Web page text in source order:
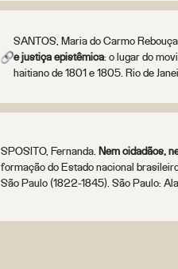
SANTOS, Maria do Carmo
e justiça epistêmica: o lugar do
haitiano de 1801 e 1805. Rio de
SPOSITO, Fernanda. Nem cidadãos,
formação do Estado nacional
São Paulo (1822-1845). São Paulo: